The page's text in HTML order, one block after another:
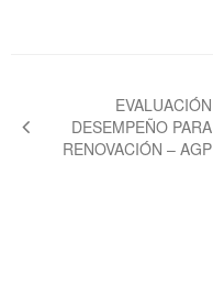
entradas
EVALUACIÓN
DESEMPEÑO PARA
RENOVACIÓN – AGP